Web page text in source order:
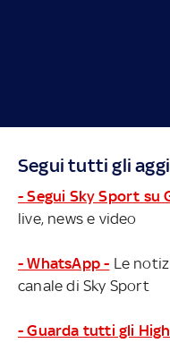
Segui tutti gli
- Segui Sky Sport su
live, news e video
- WhatsApp - Le
canale di Sky Sport
- Guarda tutti gli